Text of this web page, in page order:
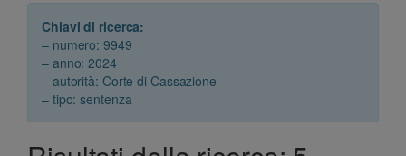
Chiavi di ricerca:
– numero: 9949
– anno: 2024
– autorità: Corte di Cassazione
– tipo: sentenza